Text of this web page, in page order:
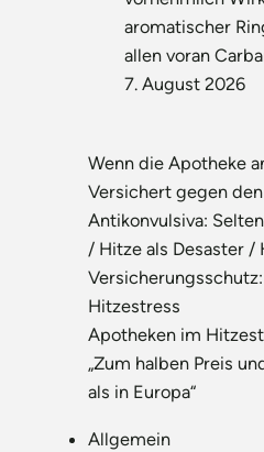
aromatischer
allen voran
7. August 2026
Wenn die Apotheke
Versichert gegen
Antikonvulsiva:
/ Hitze als Desaster /
Hitzestress
Apotheken im
„Zum halben Preis
als in Europa“
Allgemein